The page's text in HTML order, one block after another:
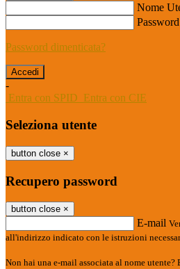
Nome
Password
Password dimenticata?
-
Entra con SPID Entra con CIE
Seleziona utente
button close ×
Recupero password
button close ×
E-mail
all'indirizzo indicato con le istruzioni
Non hai una e-mail associata al nome utente?